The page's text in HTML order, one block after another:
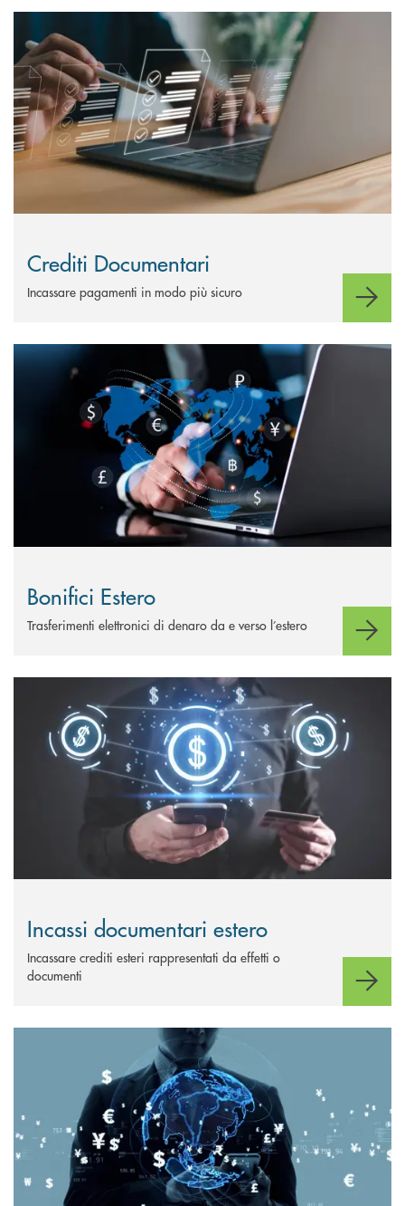
Scopri di più Crediti Documentari
Crediti Documentari
Incassare pagamenti in modo più sicuro
Scopri di più Bonifici Estero&nbsp;
Bonifici Estero
Trasferimenti elettronici di denaro da e verso l’estero
Scopri di più Incassi documentari estero
Incassi documentari estero
Incassare crediti esteri rappresentati da effetti o
documenti
Scopri di più Incassi Assegni su Banche Estere